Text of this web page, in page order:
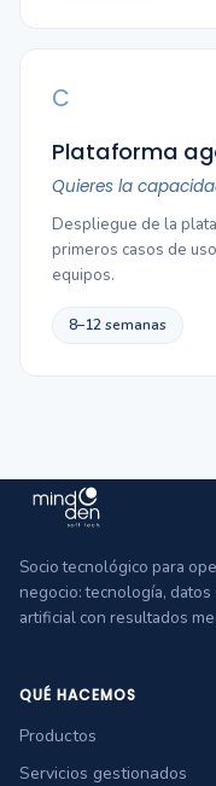
C
Plataforma
Quieres la
Despliegue de la
primeros casos de
equipos.
8–12 semanas
Socio tecnológico para
negocio: tecnología,
artificial con resultados
QUÉ HACEMOS
Productos
Servicios gestionados